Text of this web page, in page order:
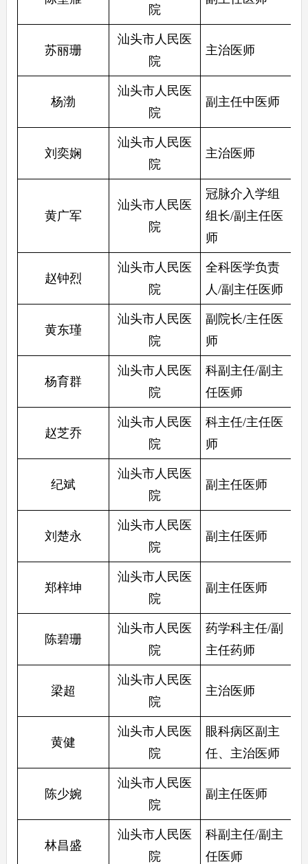
院
苏丽珊
汕头市人民医
院
主治医师
杨渤
汕头市人民医
院
副主任中医师
刘奕娴
汕头市人民医
院
主治医师
黄广军
汕头市人民医
院
冠脉介入学组
组长/副主任医
师
赵钟烈
汕头市人民医
院
全科医学负责
人/副主任医师
黄东瑾
汕头市人民医
院
副院长/主任医
师
杨育群
汕头市人民医
院
科副主任/副主
任医师
赵芝乔
汕头市人民医
院
科主任/主任医
师
纪斌
汕头市人民医
院
副主任医师
刘楚永
汕头市人民医
院
副主任医师
郑梓坤
汕头市人民医
院
副主任医师
陈碧珊
汕头市人民医
院
药学科主任/副
主任药师
梁超
汕头市人民医
院
主治医师
黄健
汕头市人民医
院
眼科病区副主
任、主治医师
陈少婉
汕头市人民医
院
副主任医师
林昌盛
汕头市人民医
院
科副主任/副主
任医师